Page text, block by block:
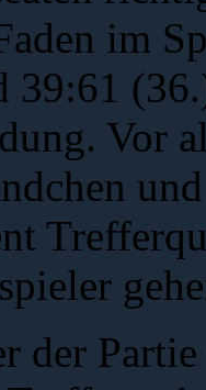
im
39:61
Vor
der